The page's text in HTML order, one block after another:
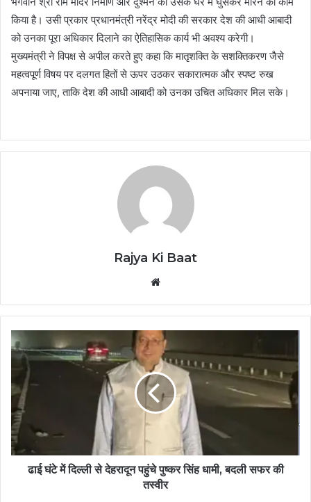
किया है। उसी प्रकार प्रधानमंत्री नरेंद्र मोदी की सरकार देश की आधी आबादी
को उनका पूरा अधिकार दिलाने का ऐतिहासिक कार्य भी अवश्य करेगी।
मुख्यमंत्री ने विपक्ष से अपील करते हुए कहा कि मातृशक्ति के सशक्तिकरण जैसे
महत्वपूर्ण विषय पर दलगत हितों से ऊपर उठकर सकारात्मक और स्पष्ट रुख
अपनाया जाए, ताकि देश की आधी आबादी को उनका उचित अधिकार मिल सके।
Rajya Ki Baat
ढाई घंटे में दिल्ली से देहरादून पहुंचे पुष्कर सिंह धामी, बदली सफर की
तस्वीर